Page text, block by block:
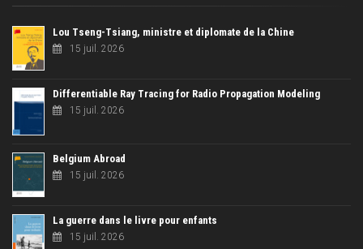
Lou Tseng-Tsiang, ministre et diplomate de la Chine
15 juil. 2026
Differentiable Ray Tracing for Radio Propagation Modeling
15 juil. 2026
Belgium Abroad
15 juil. 2026
La guerre dans le livre pour enfants
15 juil. 2026